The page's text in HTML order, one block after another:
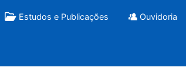
Estudos e Publicações Ouvidoria